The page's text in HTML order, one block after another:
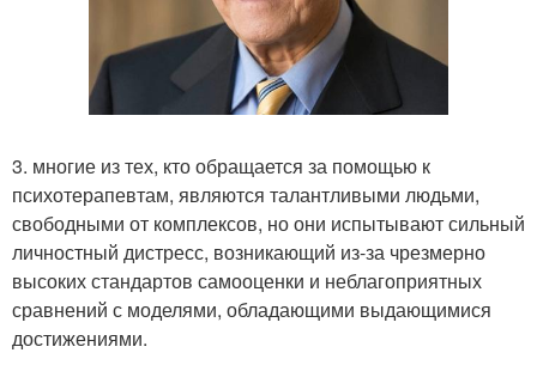
3. многие из тех, кто обращается за помощью к
психотерапевтам, являются талантливыми людьми,
свободными от комплексов, но они испытывают сильный
личностный дистресс, возникающий из-за чрезмерно
высоких стандартов самооценки и неблагоприятных
сравнений с моделями, обладающими выдающимися
достижениями.